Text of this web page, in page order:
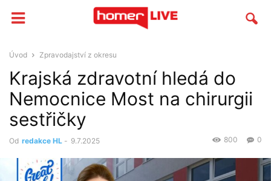
Úvod Zpravodajství z okresu
Krajská zdravotní hledá do
Nemocnice Most na chirurgii
sestřičky
Od redakce HL - 9.7.2025 0
800